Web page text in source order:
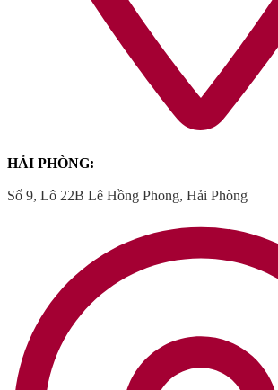
HẢI PHÒNG:
Số 9, Lô 22B Lê Hồng Phong, Hải Phòng